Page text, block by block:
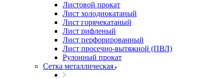
Листовой прокат
Лист холоднокатаный
Лист горячекатаный
Лист рифленый
Лист перфорированный
Лист просечно-вытяжной (ПВЛ)
Рулонный прокат
Сетка металлическая